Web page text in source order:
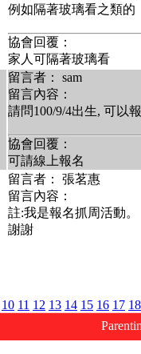
例如隔著玻璃看之類的
協會回覆：
家人可隔著玻璃看
留言者： sam
留言內容：
請問100/9/4出生, 可以
協會回覆：
可請線上報名
留言者： 張茗惠
留言內容：
註:我是報名抓周活動。
謝謝
10 11 12 13 14 15 16 17 18